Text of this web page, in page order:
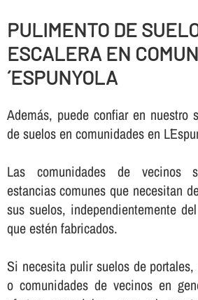
PULIMENTO DE
ESCALERA EN
´ESPUNYOLA
Además, puede confiar en nuestro
de suelos en comunidades en
Las comunidades de vecinos
estancias comunes que necesitan
sus suelos, independientemente
que estén fabricados.
Si necesita pulir suelos de
o comunidades de vecinos en